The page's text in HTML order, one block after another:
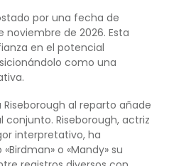
por una fecha de
noviembre de 2026. Esta
en el potencial
como una
al reparto añade
Riseborough, actriz
interpretativo, ha
o «Mandy» su